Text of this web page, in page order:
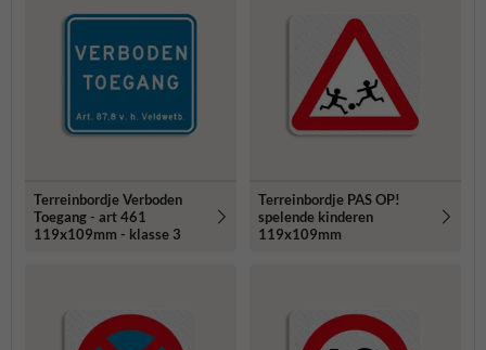
Terreinbordje Verboden
Toegang - art 461
119x109mm - klasse 3
Terreinbordje PAS OP!
spelende kinderen
119x109mm